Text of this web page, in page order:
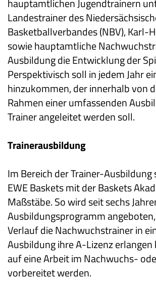
hauptamtlichen Jugendtrainern
Landestrainer des
Basketballverbandes (NBV), Karl-
sowie hauptamtliche
Ausbildung die Entwicklung der
Perspektivisch soll in jedem Jahr
hinzukommen, der innerhalb von
Rahmen einer umfassenden
Trainer angeleitet werden soll.
Trainerausbildung
Im Bereich der Trainer-Ausbildung
EWE Baskets mit der Baskets
Maßstäbe. So wird seit sechs
Ausbildungsprogramm
Verlauf die Nachwuchstrainer in
Ausbildung ihre A-Lizenz
auf eine Arbeit im Nachwuchs-
vorbereitet werden.